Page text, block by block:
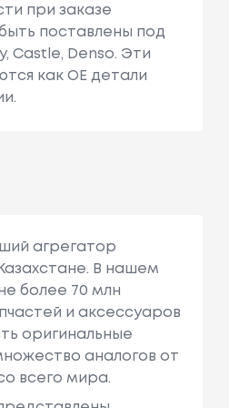
при заказе
поставлены под
Castle, Denso. Эти
как ОЕ детали
агрегатор
В нашем
более 70 млн
и аксессуаров
оригинальные
аналогов от
всего мира.